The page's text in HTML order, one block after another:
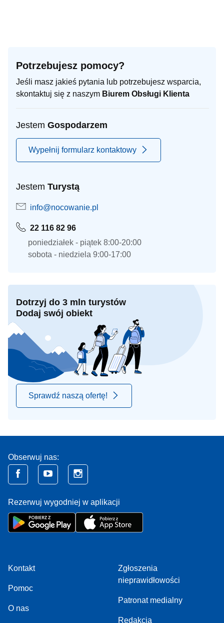
Potrzebujesz pomocy?
Jeśli masz jakieś pytania lub potrzebujesz wsparcia,
skontaktuj się z naszym Biurem Obsługi Klienta
Jestem Gospodarzem
Wypełnij formularz kontaktowy
Jestem Turystą
info@nocowanie.pl
22 116 82 96
poniedziałek - piątek 8:00-20:00
sobota - niedziela 9:00-17:00
Dotrzyj do 3 mln turystów
Dodaj swój obiekt
Sprawdź naszą ofertę!
Obserwuj nas:
Rezerwuj wygodniej w aplikacji
Kontakt
Pomoc
O nas
Zgłoszenia
nieprawidłowości
Patronat medialny
Redakcja